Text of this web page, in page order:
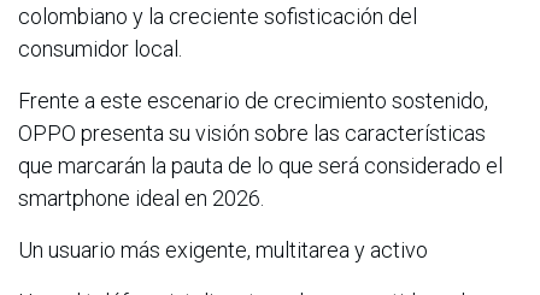
colombiano y la creciente sofisticación del
consumidor local.
Frente a este escenario de crecimiento sostenido,
OPPO presenta su visión sobre las características
que marcarán la pauta de lo que será considerado el
smartphone ideal en 2026.
Un usuario más exigente, multitarea y activo